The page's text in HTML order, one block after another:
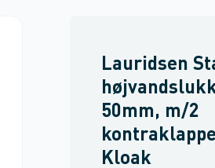
Lauridsen
50mm, m/2
Kloak